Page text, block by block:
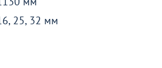
25, 32 мм